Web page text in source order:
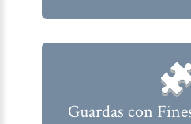
Guardas con